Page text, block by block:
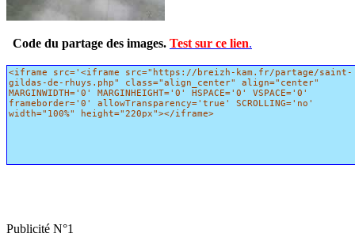
Code du partage des images. Test sur ce lien.
Publicité N°1